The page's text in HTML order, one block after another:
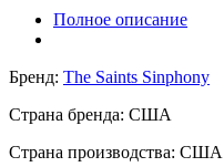
Полное описание
Бренд: The Saints Sinphony
Страна бренда: США
Страна производства: США